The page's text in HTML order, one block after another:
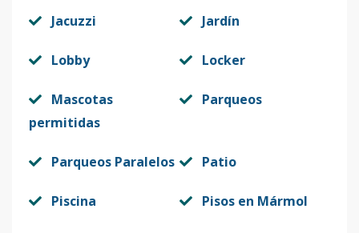
Jacuzzi Jardín
Lobby Locker
Mascotas
permitidas
Parqueos
Parqueos Paralelos Patio
Piscina Pisos en Mármol